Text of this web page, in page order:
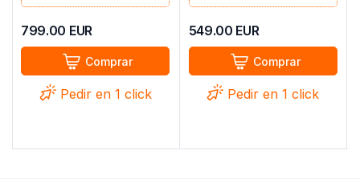
799.00 EUR
Comprar
Pedir en 1 click
549.00 EUR
Comprar
Pedir en 1 click